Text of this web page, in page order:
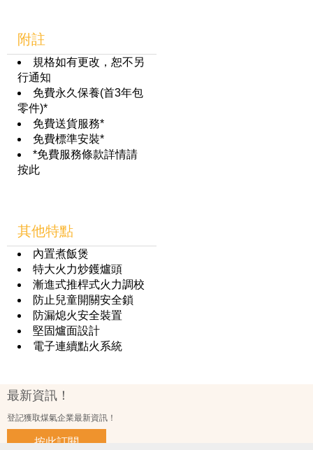
附註
規格如有更改，恕不另
行通知
免費永久保養(首3年包
零件)*
免費送貨服務*
免費標準安裝*
*免費服務條款詳情請
按此
其他特點
內置煮飯煲
特大火力炒鑊爐頭
漸進式推桿式火力調校
防止兒童開關安全鎖
防漏熄火安全裝置
堅固爐面設計
電子連續點火系統
最新資訊！
登記獲取煤氣企業最新資訊！
按此訂閱